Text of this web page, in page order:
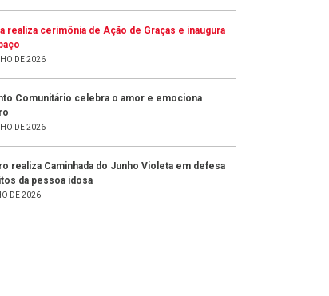
realiza cerimônia de Ação de Graças e inaugura
DE 2026
Comunitário celebra o amor e emociona
DE 2026
realiza Caminhada do Junho Violeta em defesa
da pessoa idosa
DE 2026